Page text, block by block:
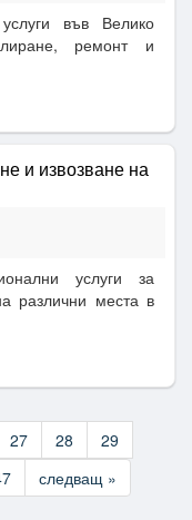
във Велико
ремонт и
и извозване на
услуги за
различни места в
27 28
29
следващ »